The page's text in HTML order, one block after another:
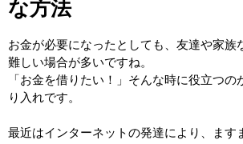
な方法
お金が必要になったとしても、友達や家族
難しい場合が多いですね。
「お金を借りたい！」そんな時に役立つ
り入れです。
最近はインターネットの発達により、ます